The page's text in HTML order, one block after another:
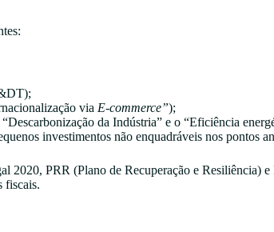
via E-commerce”);
da Indústria” e o “Eficiência
investimentos não enquadráveis nos pontos
2020, PRR (Plano de Recuperação e
fiscais.